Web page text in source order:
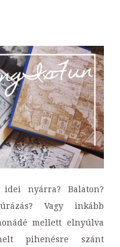
nyárra? Balaton?
Vagy inkább
mellett elnyúlva
pihenésre szánt